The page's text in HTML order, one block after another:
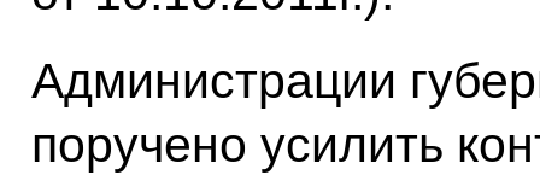
Администрации
поручено усилить